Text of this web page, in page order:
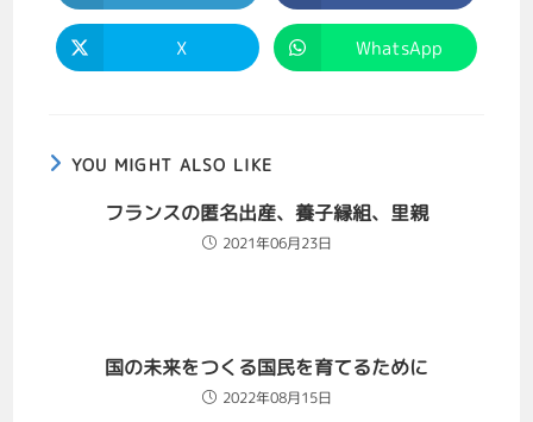
X WhatsApp
YOU MIGHT ALSO LIKE
フランスの匿名出産、養子縁組、里親
2021年06月23日
国の未来をつくる国民を育てるために
2022年08月15日